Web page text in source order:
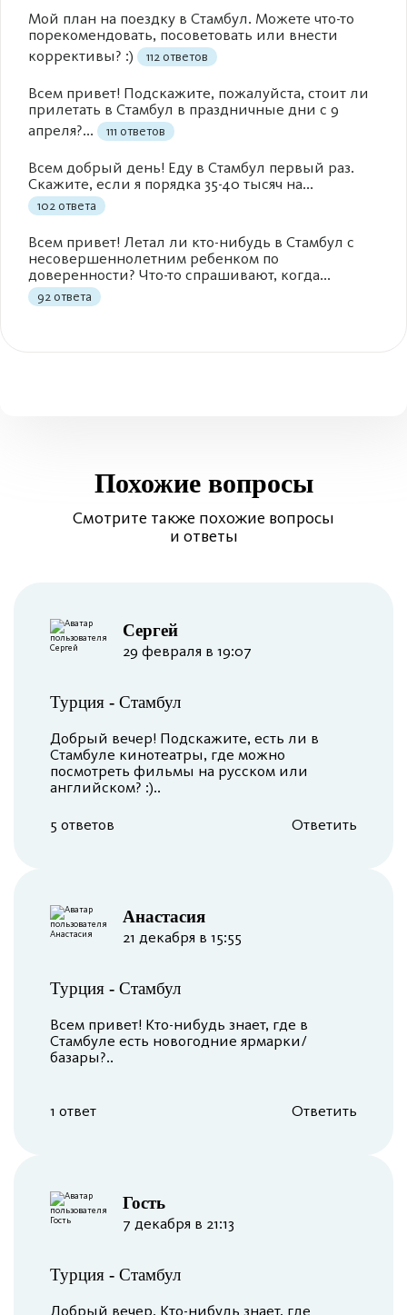
Мой план на поездку в Стамбул. Можете что-то
порекомендовать, посоветовать или внести
коррективы? :)
112 ответов
Всем привет! Подскажите, пожалуйста, стоит ли
прилетать в Стамбул в праздничные дни с 9
апреля?...
111 ответов
Всем добрый день! Еду в Стамбул первый раз.
Скажите, если я порядка 35-40 тысяч на...
102 ответа
Всем привет! Летал ли кто-нибудь в Стамбул с
несовершеннолетним ребенком по
доверенности? Что-то спрашивают, когда...
92 ответа
Похожие вопросы
Смотрите также похожие вопросы
и ответы
Сергей
29 февраля в 19:07
Турция - Стамбул
Добрый вечер! Подскажите, есть ли в
Стамбуле кинотеатры, где можно
посмотреть фильмы на русском или
английском? :)..
5 ответов Ответить
Анастасия
21 декабря в 15:55
Турция - Стамбул
Всем привет! Кто-нибудь знает, где в
Стамбуле есть новогодние ярмарки/
базары?..
1 ответ Ответить
︎Гость
7 декабря в 21:13
Турция - Стамбул
Добрый вечер. Кто-нибудь знает, где